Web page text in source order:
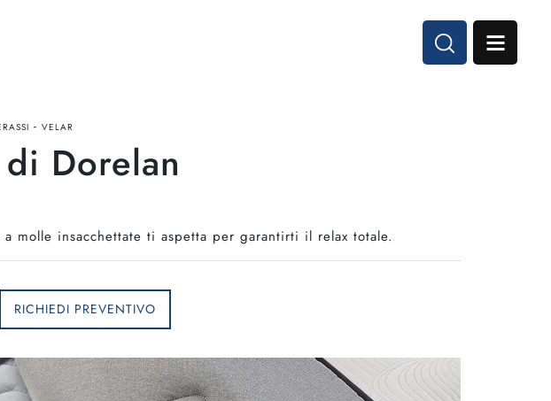
- VELAR
Dorelan
molle insacchettate ti aspetta per garantirti il relax totale.
RICHIEDI PREVENTIVO